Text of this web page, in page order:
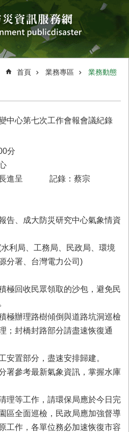
首頁 業務專區 業務動態
中心第七次工作會報會議紀錄
分
長進呈 記錄：蔡宗
告、成大防災研究中心氣象情資
利局、工務局、民政局、環境
分署、台灣電力公司)
極回收民眾領取的沙包，避免民
極辦理路樹傾倒與道路坑洞巡檢
；封橋封路部分請盡速恢復通
安置部分，盡速安排歸建。
署參考最新氣象資訊，掌握水庫
理等工作，請環保局應於今日完
區全面巡檢，民政局應加強督導
工作，各單位務必加速恢復市容